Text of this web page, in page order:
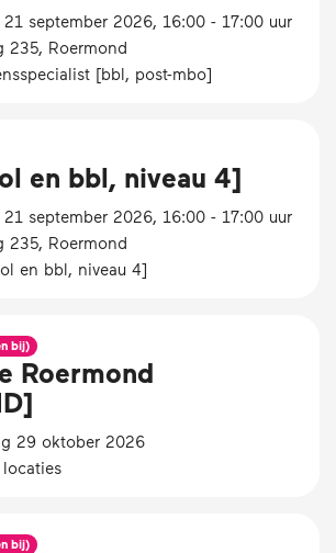
21 september 2026, 16:00 - 17:00 uur
235, Roermond
[bbl, post-mbo]
en bbl, niveau 4]
21 september 2026, 16:00 - 17:00 uur
235, Roermond
en bbl, niveau 4]
bij)
Roermond
29 oktober 2026
locaties
bij)